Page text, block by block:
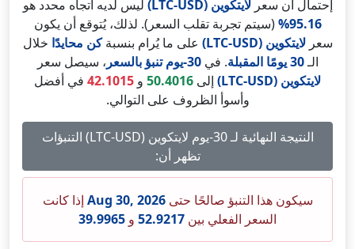
إحتمال أن سعرلايتكوين (LTC-USD)
ليس لديه اتجاه محدد هو
95.16%
(سيتم تجربة تقلب السعر). لذلك، يُتوقع أن يكون
سعرلايتكوين (LTC-USD) على ما يُرام بنسبةكن محايدًا خلال
الـ30 يومًا المقبلة . في30-يوم تنبؤ بالسعر
، سيصل سعر
لايتكوين (LTC-USD)
إلى 50.4016 و 42.1015 في أفضل
وأسوأ الظروف على التوالي.
النتيجة النهائية لـ 30-يوم لايتكوين (LTC-USD) التنبؤات
تظهر أن:
سيكون هذا التنبؤ صالحًا حتىAug 30, 2026 إذا كانت
السعر الفعلي بين 52.9217 و 39.9965